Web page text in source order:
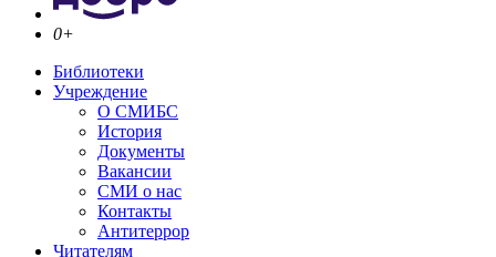
0+
Библиотеки
Учреждение
О СМИБС
История
Документы
Вакансии
СМИ о нас
Контакты
Антитеррор
Читателям